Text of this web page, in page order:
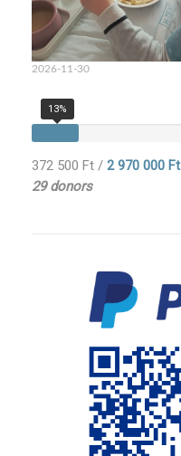
2026-11-30
13%
372 500 Ft / 2 970 000 Ft
29 donors